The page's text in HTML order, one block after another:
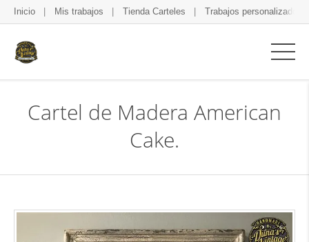
Inicio Mis trabajos Tienda Carteles Trabajos personalizados
Cartel de Madera American
Cake.